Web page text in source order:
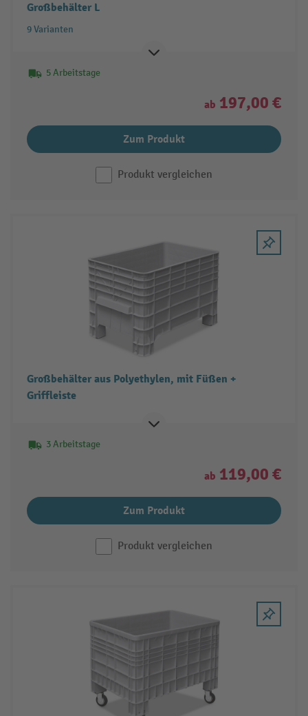
Großbehälter L
9 Varianten
5 Arbeitstage
ab 197,00 €
Zum Produkt
Produkt vergleichen
Großbehälter aus Polyethylen, mit Füßen +
Griffleiste
3 Arbeitstage
ab 119,00 €
Zum Produkt
Produkt vergleichen